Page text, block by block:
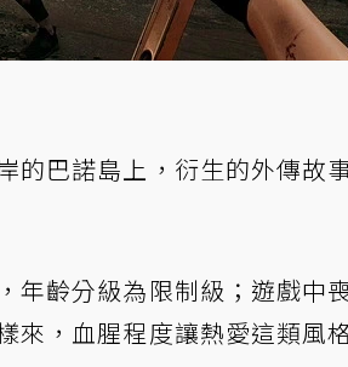
的巴諾島上，衍生的外傳故
年齡分級為限制級；遊戲中
來，血腥程度讓熱愛這類風